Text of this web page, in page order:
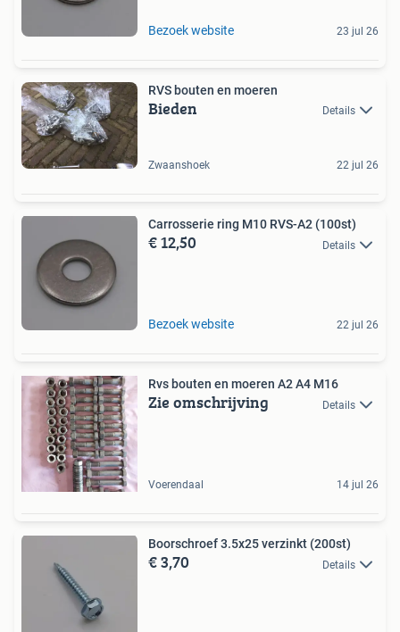
Bezoek website 23 jul 26
RVS bouten en moeren
Bieden Details
Zwaanshoek 22 jul 26
Carrosserie ring M10 RVS-A2 (100st)
€ 12,50 Details
Bezoek website 22 jul 26
Rvs bouten en moeren A2 A4 M16
Zie omschrijving Details
Voerendaal 14 jul 26
Boorschroef 3.5x25 verzinkt (200st)
€ 3,70 Details